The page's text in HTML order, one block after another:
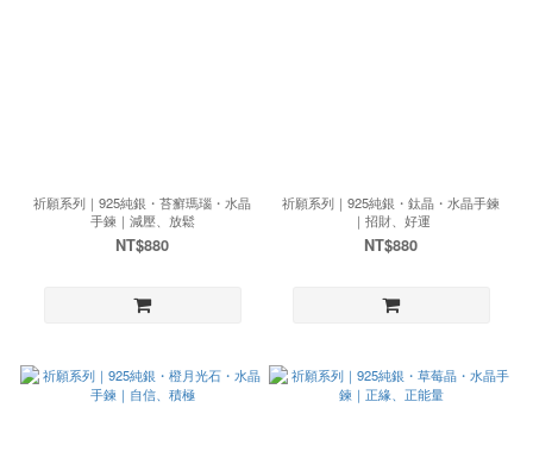
祈願系列｜925純銀・苔癬瑪瑙・水晶
手鍊｜減壓、放鬆
NT$880
祈願系列｜925純銀・鈦晶・水晶手鍊
｜招財、好運
NT$880